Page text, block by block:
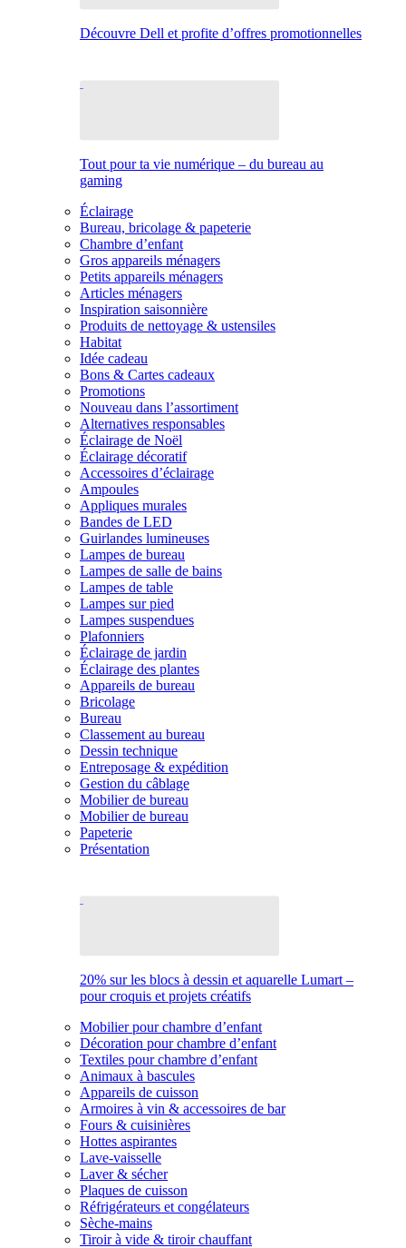
Découvre Dell et profite d’offres promotionnelles
Tout pour ta vie numérique – du bureau au
gaming
Éclairage
Bureau, bricolage & papeterie
Chambre d’enfant
Gros appareils ménagers
Petits appareils ménagers
Articles ménagers
Inspiration saisonnière
Produits de nettoyage & ustensiles
Habitat
Idée cadeau
Bons & Cartes cadeaux
Promotions
Nouveau dans l’assortiment
Alternatives responsables
Éclairage de Noël
Éclairage décoratif
Accessoires d’éclairage
Ampoules
Appliques murales
Bandes de LED
Guirlandes lumineuses
Lampes de bureau
Lampes de salle de bains
Lampes de table
Lampes sur pied
Lampes suspendues
Plafonniers
Éclairage de jardin
Éclairage des plantes
Appareils de bureau
Bricolage
Bureau
Classement au bureau
Dessin technique
Entreposage & expédition
Gestion du câblage
Mobilier de bureau
Mobilier de bureau
Papeterie
Présentation
20% sur les blocs à dessin et aquarelle Lumart –
pour croquis et projets créatifs
Mobilier pour chambre d’enfant
Décoration pour chambre d’enfant
Textiles pour chambre d’enfant
Animaux à bascules
Appareils de cuisson
Armoires à vin & accessoires de bar
Fours & cuisinières
Hottes aspirantes
Lave-vaisselle
Laver & sécher
Plaques de cuisson
Réfrigérateurs et congélateurs
Sèche-mains
Tiroir à vide & tiroir chauffant